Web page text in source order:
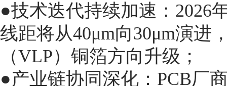
●技术迭代持续加速：2026
线距将从40μm向30μm演进
（VLP）铜箔方向升级；
●产业链协同深化：PCB厂